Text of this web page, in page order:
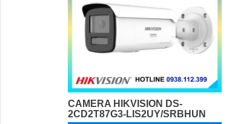
CAMERA HIKVISION DS-
2CD2T87G3-LIS2UY/SRBHUN